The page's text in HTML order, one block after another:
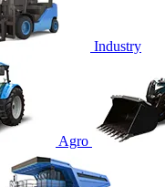
Industry
Agro